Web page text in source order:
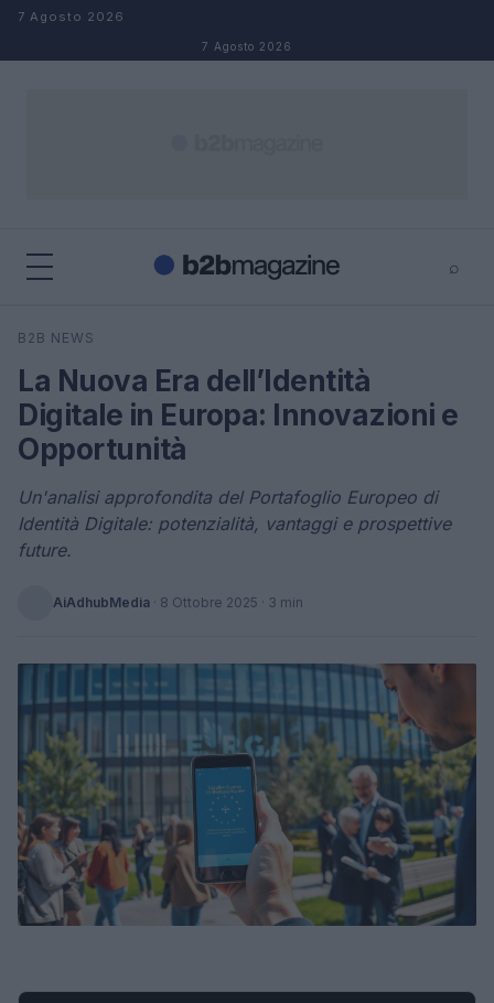
Salta al contenuto
7 Agosto 2026
7 Agosto 2026
⌕
Cerca
B2B NEWS
La Nuova Era dell’Identità
Digitale in Europa: Innovazioni e
Opportunità
Un'analisi approfondita del Portafoglio Europeo di
Identità Digitale: potenzialità, vantaggi e prospettive
future.
AiAdhubMedia · 8 Ottobre 2025 · 3 min